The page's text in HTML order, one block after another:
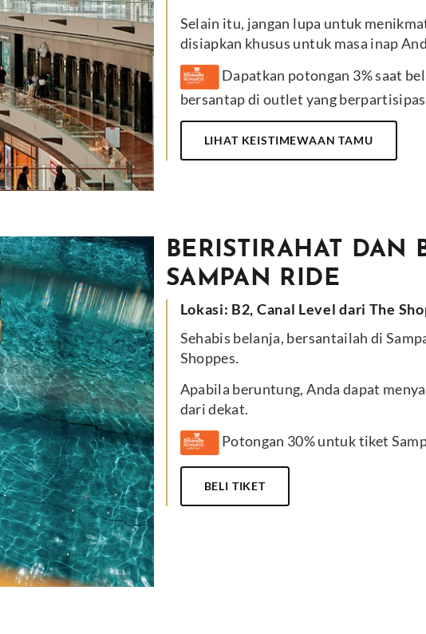
Selain itu, jangan lupa untuk
disiapkan khusus untuk masa inap
Dapatkan potongan 3% saat
bersantap di outlet yang
LIHAT KEISTIMEWAAN TAMU
BERISTIRAHAT DAN
SAMPAN RIDE
Lokasi: B2, Canal Level dari The
Sehabis belanja, bersantailah di
Shoppes.
Apabila beruntung, Anda dapat
dari dekat.
Potongan 30% untuk tiket
BELI TIKET